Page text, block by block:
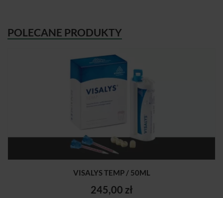
POLECANE PRODUKTY
VISALYS TEMP / 50ML
245,00 zł